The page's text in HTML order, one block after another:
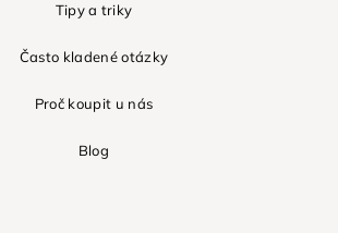
Tipy a triky
Často kladené otázky
Proč koupit u nás
Blog